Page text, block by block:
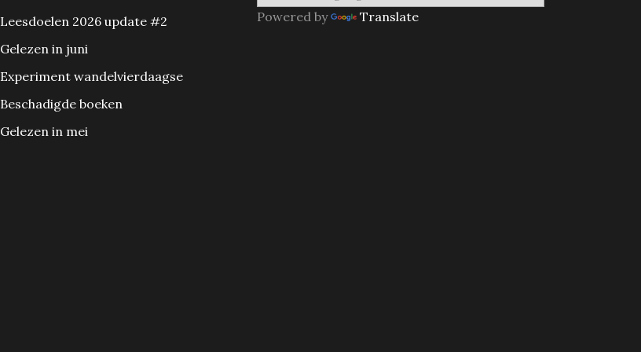
Leesdoelen 2026 update #2
Gelezen in juni
Experiment wandelvierdaagse
Beschadigde boeken
Gelezen in mei
Powered by Translate